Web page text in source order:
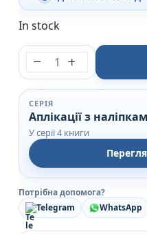
In stock
Будинок - Аплікації
СЕРІЯ
Аплікації з
У серії 4 книги
Потрібна допомога?
Telegram
WhatsApp